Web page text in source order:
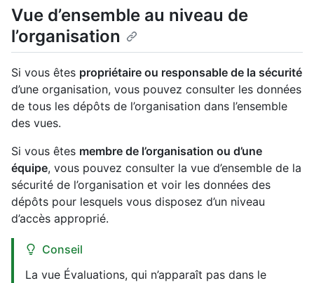
Vue d’ensemble au niveau de
l’organisation
Si vous êtes propriétaire ou responsable de la sécurité
d’une organisation, vous pouvez consulter les données
de tous les dépôts de l’organisation dans l’ensemble
des vues.
Si vous êtes membre de l’organisation ou d’une
équipe, vous pouvez consulter la vue d’ensemble de la
sécurité de l’organisation et voir les données des
dépôts pour lesquels vous disposez d’un niveau
d’accès approprié.
Conseil
La vue Évaluations, qui n’apparaît pas dans le